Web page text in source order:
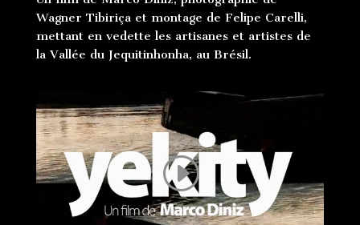
Wagner Tibiriça et montage de Felipe Carelli,
mettant en vedette les artisanes et artistes de
la Vallée du Jequitinhonha, au Brésil.